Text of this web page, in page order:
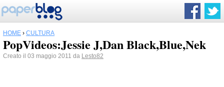
HOME › CULTURA
PopVideos:Jessie J,Dan Black,Blue,Nek
Creato il 03 maggio 2011 da Lesto82